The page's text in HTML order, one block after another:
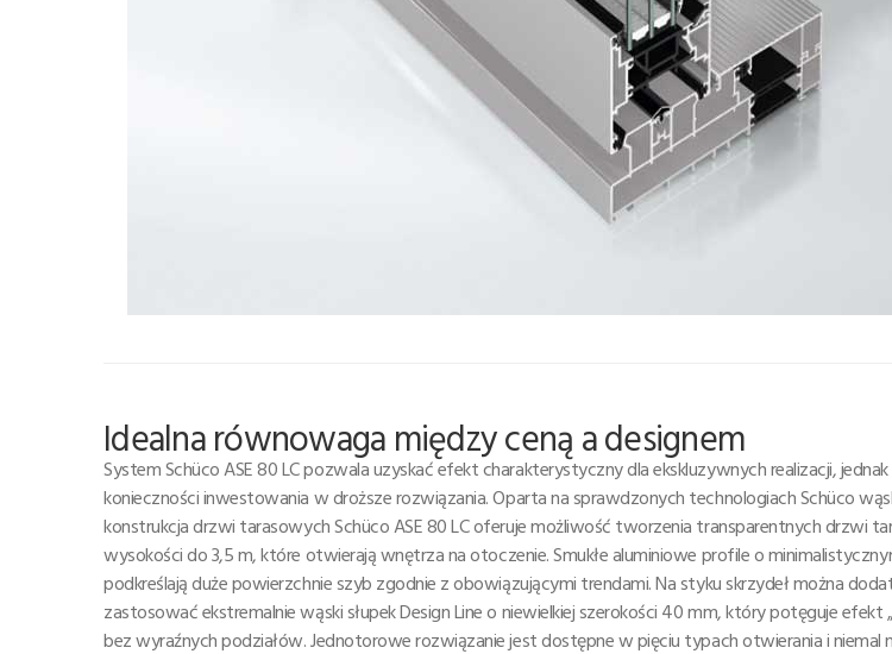
Idealna równowaga między ceną a designem
System Schüco ASE 80 LC pozwala uzyskać efekt charakterystyczny dla ekskluzywnych realizacji,
konieczności inwestowania w droższe rozwiązania. Oparta na sprawdzonych technologiach Schüco
konstrukcja drzwi tarasowych Schüco ASE 80 LC oferuje możliwość tworzenia transparentnych drzwi
wysokości do 3,5 m, które otwierają wnętrza na otoczenie. Smukłe aluminiowe profile o
podkreślają duże powierzchnie szyb zgodnie z obowiązującymi trendami. Na styku skrzydeł można
zastosować ekstremalnie wąski słupek Design Line o niewielkiej szerokości 40 mm, który potęguje efekt
bez wyraźnych podziałów. Jednotorowe rozwiązanie jest dostępne w pięciu typach otwierania i niemal